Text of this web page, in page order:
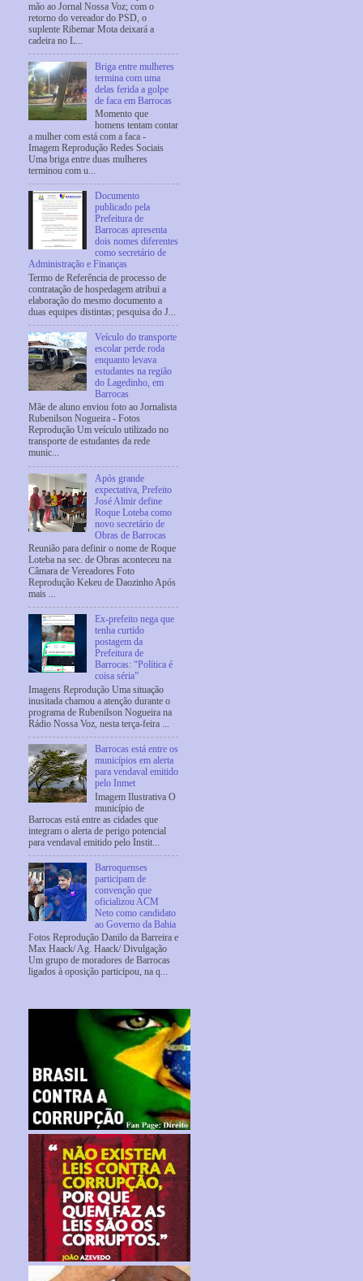
mão ao Jornal Nossa Voz; com o
retorno do vereador do PSD, o
suplente Ribemar Mota deixará a
cadeira no L...
Briga entre mulheres
termina com uma
delas ferida a golpe
de faca em Barrocas
Momento que
homens tentam contar
a mulher com está com a faca -
Imagem Reprodução Redes Sociais
Uma briga entre duas mulheres
terminou com u...
Documento
publicado pela
Prefeitura de
Barrocas apresenta
dois nomes diferentes
como secretário de
Administração e Finanças
Termo de Referência de processo de
contratação de hospedagem atribui a
elaboração do mesmo documento a
duas equipes distintas; pesquisa do J...
Veículo do transporte
escolar perde roda
enquanto levava
estudantes na região
do Lagedinho, em
Barrocas
Mãe de aluno enviou foto ao Jornalista
Rubenilson Nogueira - Fotos
Reprodução Um veículo utilizado no
transporte de estudantes da rede
munic...
Após grande
expectativa, Prefeito
José Almir define
Roque Loteba como
novo secretário de
Obras de Barrocas
Reunião para definir o nome de Roque
Loteba na sec. de Obras aconteceu na
Câmara de Vereadores Foto
Reprodução Kekeu de Daozinho Após
mais ...
Ex-prefeito nega que
tenha curtido
postagem da
Prefeitura de
Barrocas: “Política é
coisa séria”
Imagens Reprodução Uma situação
inusitada chamou a atenção durante o
programa de Rubenilson Nogueira na
Rádio Nossa Voz, nesta terça-feira ...
Barrocas está entre os
municípios em alerta
para vendaval emitido
pelo Inmet
Imagem Ilustrativa O
município de
Barrocas está entre as cidades que
integram o alerta de perigo potencial
para vendaval emitido pelo Instit...
Barroquenses
participam de
convenção que
oficializou ACM
Neto como candidato
ao Governo da Bahia
Fotos Reprodução Danilo da Barreira e
Max Haack/ Ag. Haack/ Divulgação
Um grupo de moradores de Barrocas
ligados à oposição participou, na q...